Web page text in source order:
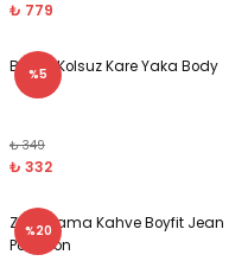
₺ 779
%5
Beyaz Kolsuz Kare Yaka Body
₺ 349
₺ 332
%20
Zra Yıkama Kahve Boyfit Jean
Pantolon